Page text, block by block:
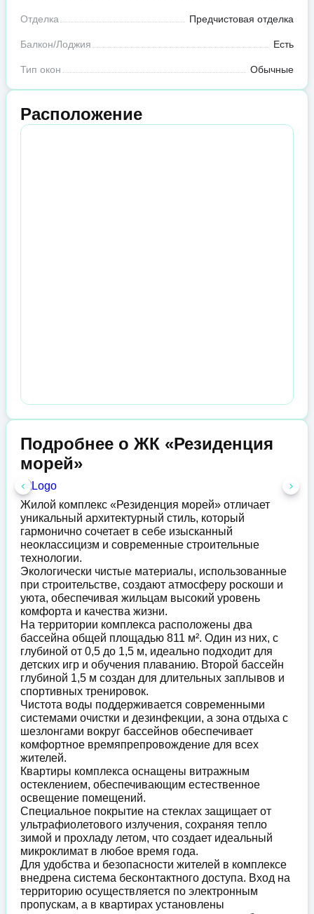
Отделка Предчистовая отделка
Балкон/Лоджия Есть
Тип окон Обычные
Расположение
Подробнее о ЖК «Резиденция
морей»
Жилой комплекс «Резиденция морей» отличает
уникальный архитектурный стиль, который
гармонично сочетает в себе изысканный
неоклассицизм и современные строительные
технологии.
Экологически чистые материалы, использованные
при строительстве, создают атмосферу роскоши и
уюта, обеспечивая жильцам высокий уровень
комфорта и качества жизни.
На территории комплекса расположены два
бассейна общей площадью 811 м². Один из них, с
глубиной от 0,5 до 1,5 м, идеально подходит для
детских игр и обучения плаванию. Второй бассейн
глубиной 1,5 м создан для длительных заплывов и
спортивных тренировок.
Чистота воды поддерживается современными
системами очистки и дезинфекции, а зона отдыха с
шезлонгами вокруг бассейнов обеспечивает
комфортное времяпрепровождение для всех
жителей.
Квартиры комплекса оснащены витражным
остеклением, обеспечивающим естественное
освещение помещений.
Специальное покрытие на стеклах защищает от
ультрафиолетового излучения, сохраняя тепло
зимой и прохладу летом, что создает идеальный
микроклимат в любое время года.
Для удобства и безопасности жителей в комплексе
внедрена система бесконтактного доступа. Вход на
территорию осуществляется по электронным
пропускам, а в квартирах установлены